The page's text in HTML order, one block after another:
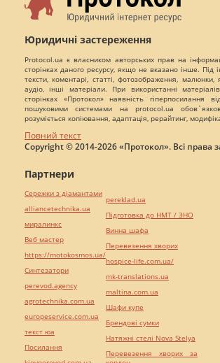
Юридичні застереження
Protocol.ua є власником авторських прав на
сторінках даного ресурсу, якщо не вказано інше. Під
тексти, коментарі, статті, фотозображення, малюнки,
аудіо, інші матеріали. При використанні
сторінках «Протокол» наявність гіперпосилання
пошуковими системами на protocol.ua
розуміється копіювання, адаптація, рерайтинг,
Повний текст
Copyright © 2014-2026 «Протокол». Всі права
Партнери
Сережки з діамантами
alliancetechnika.ua
миралинкс
Веб мастер
https://motokosmos.ua/
Синтезатори
perevod.agency
agrotechnika.com.ua
europeservice.com.ua
текст юа
Посилання
pereklad.ua
Підготовка до НМТ / ЗНО
Винна шафа
Перевезення хворих
hospice-life.com.ua/
mk-translations.ua
maltina.com.ua
Шафи купе
Брендові сумки
Натяжні стелі Nova Stelya
Перевезення хворих за